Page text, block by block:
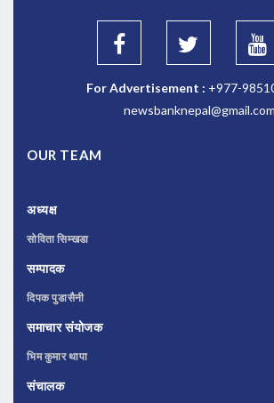
For Advertisement : +977-
newsbanknepal@gmail.com
OUR TEAM
अध्यक्ष
सोविता सिम्खडा
सम्पादक
दिपक पुडासैनी
समाचार संयोजक
भिम कुमार थापा
संचालक